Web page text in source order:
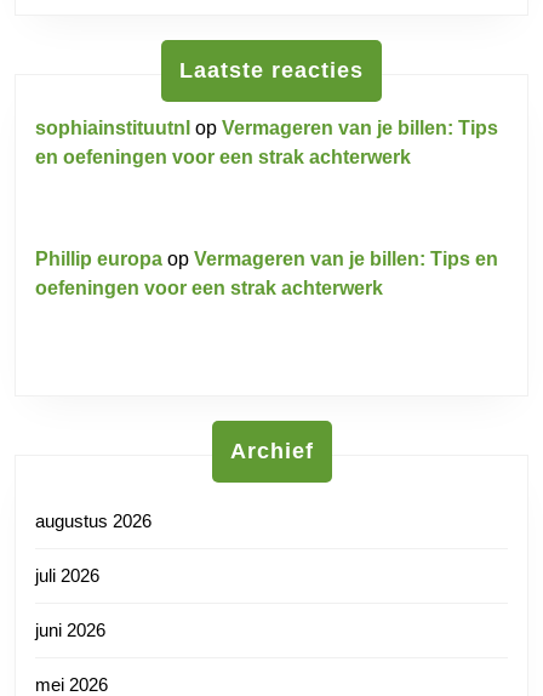
Laatste reacties
sophiainstituutnl op Vermageren van je billen: Tips
en oefeningen voor een strak achterwerk
Phillip europa op Vermageren van je billen: Tips en
oefeningen voor een strak achterwerk
Archief
augustus 2026
juli 2026
juni 2026
mei 2026